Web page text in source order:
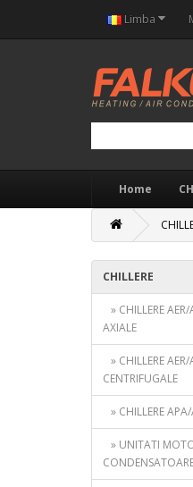
Limba
Home
CHILLERE
» CHILLERE
AXIALE
» CHILLERE
CENTRIFUGALE
» CHILLERE
» UNITATI